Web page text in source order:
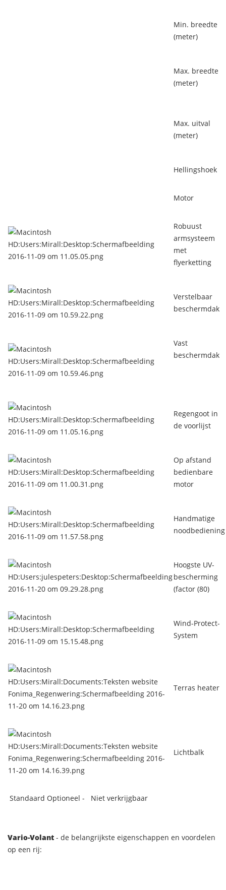
Min. breedte
(meter)
Max. breedte
(meter)
Max. uitval
(meter)
Hellingshoek
Motor
Robuust
armsysteem
met
flyerketting
Verstelbaar
beschermdak
Vast
beschermdak
Regengoot in
de voorlijst
Op afstand
bedienbare
motor
Handmatige
noodbediening
Hoogste UV-
bescherming
(factor (80)
Wind-Protect-
System
Terras heater
Lichtbalk
Standaard Optioneel - Niet verkrijgbaar
Vario-Volant - de belangrijkste eigenschappen en voordelen
op een rij: